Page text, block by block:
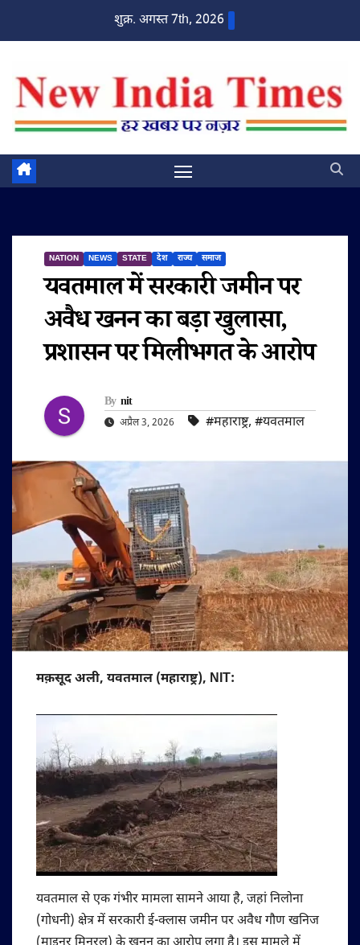
शुक्र. अगस्त 7th, 2026
NATION NEWS STATE देश राज्य समाज
यवतमाल में सरकारी जमीन पर
अवैध खनन का बड़ा खुलासा,
प्रशासन पर मिलीभगत के आरोप
By nit
अप्रैल 3, 2026 #महाराष्ट्र, #यवतमाल
मक़सूद अली, यवतमाल (महाराष्ट्र), NIT:
यवतमाल से एक गंभीर मामला सामने आया है, जहां निलोना
(गोधनी) क्षेत्र में सरकारी ई-क्लास जमीन पर अवैध गौण खनिज